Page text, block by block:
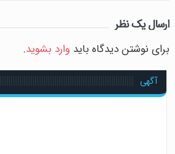
ارسال یک نظر
برای نوشتن دیدگاه باید وارد بشوید.
آگهی